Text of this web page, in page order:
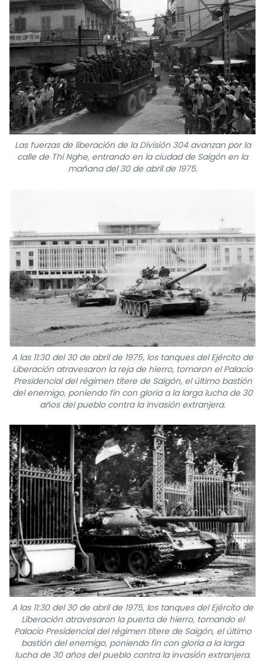
Las fuerzas de liberación de la División 304 avanzan por la
calle de Thi Nghe, entrando en la ciudad de Saigón en la
mañana del 30 de abril de 1975.
A las 11:30 del 30 de abril de 1975, los tanques del Ejército de
Liberación atravesaron la reja de hierro, tomaron el Palacio
Presidencial del régimen títere de Saigón, el último bastión
del enemigo, poniendo fin con gloria a la larga lucha de 30
años del pueblo contra la invasión extranjera.
A las 11:30 del 30 de abril de 1975, los tanques del Ejército de
Liberación atravesaron la puerta de hierro, tomando el
Palacio Presidencial del régimen títere de Saigón, el último
bastión del enemigo, poniendo fin con gloria a la larga
lucha de 30 años del pueblo contra la invasión extranjera.